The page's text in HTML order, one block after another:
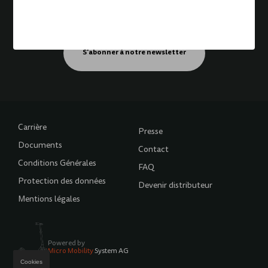
S'abonner à notre newsletter
Carrière
Documents
Conditions Générales
Protection des données
Mentions légales
Presse
Contact
FAQ
Devenir distributeur
Powered by
Micro MobilitySystem AG
Cookies